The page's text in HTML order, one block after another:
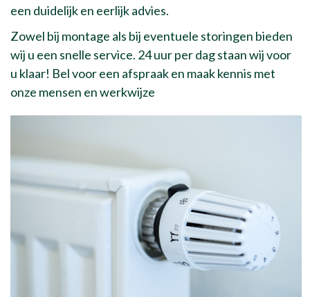
een duidelijk en eerlijk advies.
Zowel bij montage als bij eventuele storingen bieden
wij u een snelle service. 24 uur per dag staan wij voor
u klaar! Bel voor een afspraak en maak kennis met
onze mensen en werkwijze